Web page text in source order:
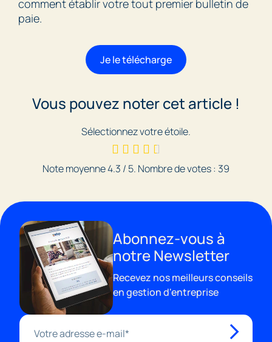
comment établir votre tout premier bulletin de
paie.
Je le télécharge
Vous pouvez noter cet article !
Sélectionnez votre étoile.
Note moyenne4.3 / 5. Nombre de votes : 39
Abonnez-vous à
notre Newsletter
Recevez nos meilleurs conseils
en gestion d'entreprise